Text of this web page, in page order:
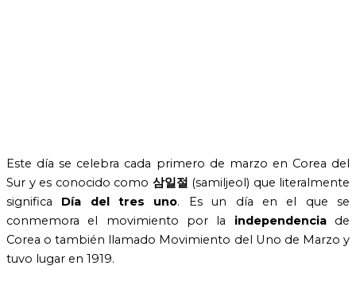
Este día se celebra cada primero de marzo en Corea del
Sur y es conocido como 삼일절 (samiljeol) que literalmente
significa Día del tres uno. Es un día en el que se
conmemora el movimiento por la independenciade
Corea o también llamado Movimiento del Uno de Marzo y
tuvo lugar en 1919.